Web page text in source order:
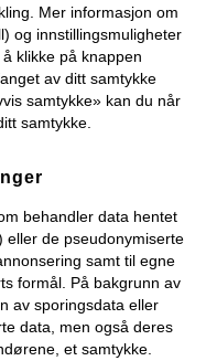
Mer informasjon om
og innstillingsmuligheter
å klikke på knappen
av ditt samtykke
samtykke» kan du når
samtykke.
behandler data hentet
eller de pseudonymiserte
samt til egne
formål. På bakgrunn av
av sporingsdata eller
data, men også deres
et samtykke.